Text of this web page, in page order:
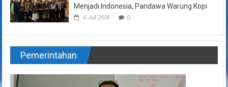
Menjadi Indonesia, Pandawa Warung Kopi
6 Juli 2026 0
Pemerintahan